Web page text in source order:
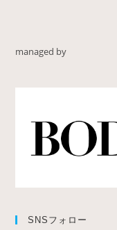
managed by
SNSフォロー